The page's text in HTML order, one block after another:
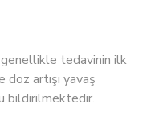
tedavinin ilk
artışı yavaş
bildirilmektedir.